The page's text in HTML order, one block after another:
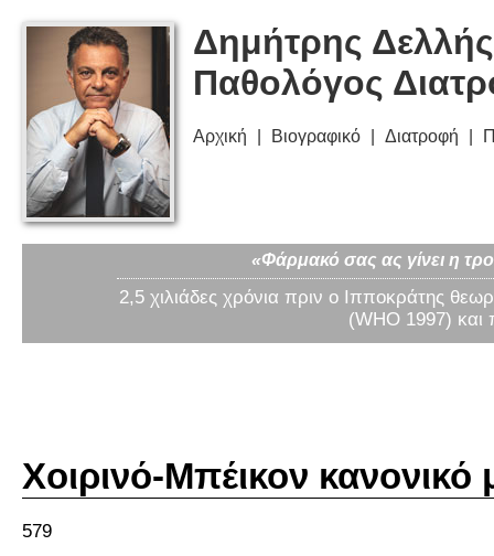
Δημήτρης
Παθολόγος
Αρχική Βιογραφικό Διατροφή
«Φάρμακό σας ας γίνει η
2,5 χιλιάδες χρόνια πριν ο Ιπποκράτης
(WHO 1997) και
Χοιρινό-Μπέικον
579